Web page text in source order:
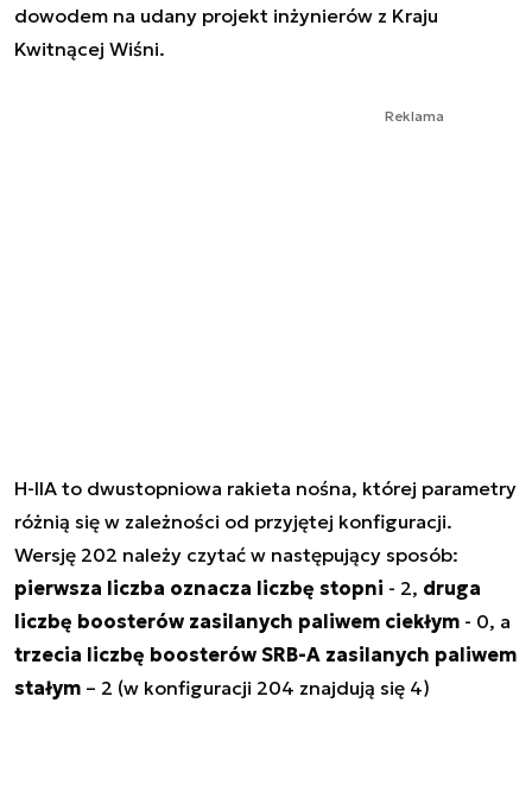
dowodem na udany projekt inżynierów z Kraju
Kwitnącej Wiśni.
Reklama
H-IIA to dwustopniowa rakieta nośna, której parametry
różnią się w zależności od przyjętej konfiguracji.
Wersję 202 należy czytać w następujący sposób:
pierwsza liczba oznacza liczbę stopni - 2, druga
liczbę boosterów zasilanych paliwem ciekłym - 0, a
trzecia liczbę boosterów SRB-A zasilanych paliwem
stałym – 2 (w konfiguracji 204 znajdują się 4)